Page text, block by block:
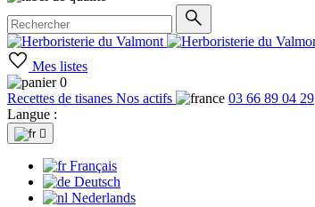
Mes listes
0
Recettes de tisanes Nos actifs 03 66 89 04 29
Langue :

Français
Deutsch
Nederlands